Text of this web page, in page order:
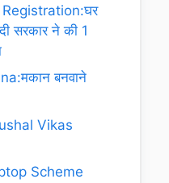
सरकार ने की 1
बनवाने
Vikas
Scheme